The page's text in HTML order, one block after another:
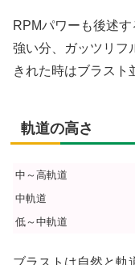
RPMパワーも後述
強い分、ガッツリフ
きれた時はブラスト
軌道の高さ
中～高軌道
中軌道
低～中軌道